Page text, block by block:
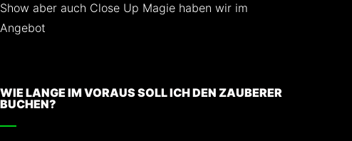
Show aber auch Close Up Magie haben wir im
Angebot
WIE LANGE IM VORAUS SOLL ICH DEN ZAUBERER
BUCHEN?